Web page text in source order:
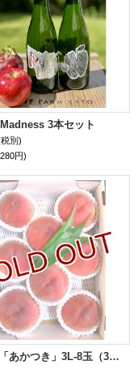
3本セット
別)
円)
吟壌桃「あかつき」3L-8玉（3kg）